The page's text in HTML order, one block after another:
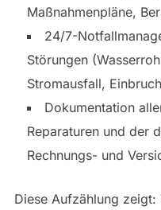
Maßnahmenpläne,
24/7-
Störungen
Stromausfall,
Dokumentation
Reparaturen und der
Rechnungs- und
Diese Aufzählung